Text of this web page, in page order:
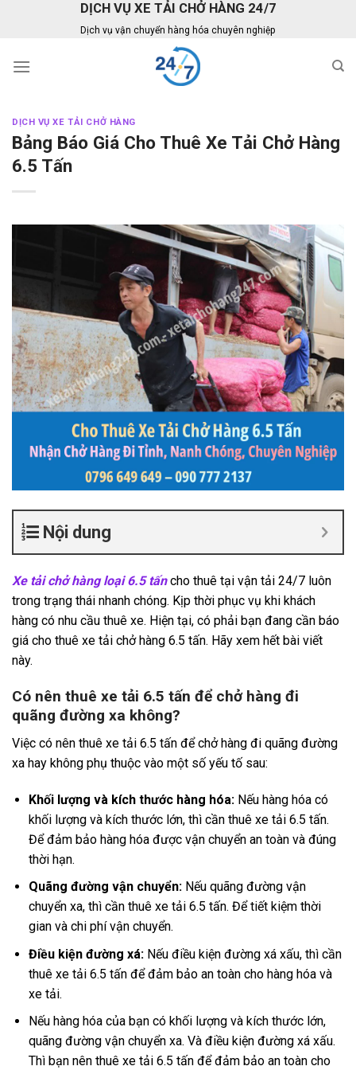
DỊCH VỤ XE TẢI CHỞ HÀNG 24/7
Dịch vụ vận chuyển hàng hóa chuyên nghiệp
DỊCH VỤ XE TẢI CHỞ HÀNG
Bảng Báo Giá Cho Thuê Xe Tải Chở Hàng
6.5 Tấn
Nội dung
Xe tải chở hàng loại 6.5 tấn cho thuê tại vận tải 24/7 luôn
trong trạng thái nhanh chóng. Kịp thời phục vụ khi khách
hàng có nhu cầu thuê xe. Hiện tại, có phải bạn đang cần báo
giá cho thuê xe tải chở hàng 6.5 tấn. Hãy xem hết bài viết
này.
Có nên thuê xe tải 6.5 tấn để chở hàng đi
quãng đường xa không?
Việc có nên thuê xe tải 6.5 tấn để chở hàng đi quãng đường
xa hay không phụ thuộc vào một số yếu tố sau:
Khối lượng và kích thước hàng hóa:Nếu hàng hóa có
khối lượng và kích thước lớn, thì cần thuê xe tải 6.5 tấn.
Để đảm bảo hàng hóa được vận chuyển an toàn và đúng
thời hạn.
Quãng đường vận chuyển:Nếu quãng đường vận
chuyển xa, thì cần thuê xe tải 6.5 tấn. Để tiết kiệm thời
gian và chi phí vận chuyển.
Điều kiện đường xá:Nếu điều kiện đường xá xấu, thì cần
thuê xe tải 6.5 tấn để đảm bảo an toàn cho hàng hóa và
xe tải.
Nếu hàng hóa của bạn có khối lượng và kích thước lớn,
quãng đường vận chuyển xa. Và điều kiện đường xá xấu.
Thì bạn nên thuê xe tải 6.5 tấn để đảm bảo an toàn cho